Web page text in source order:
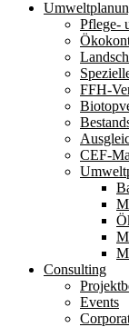
Pflege-
FFH-
CEF-
Consulting
Events